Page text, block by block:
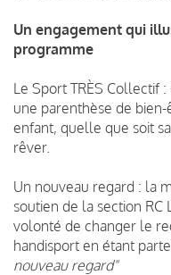
Un engagement qui
programme
Le Sport TRÈS Collectif
une parenthèse de
enfant, quelle que soit
rêver.
Un nouveau regard : la
soutien de la section RC
volonté de changer le
handisport en étant
nouveau regard"